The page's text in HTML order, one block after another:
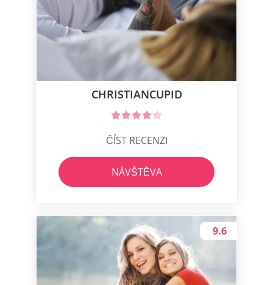
CHRISTIANCUPID
ČÍST RECENZI
NÁVŠTĚVA
9.6